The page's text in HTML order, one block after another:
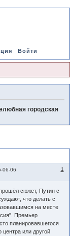
Войти
городская
1
06-06
сюжет, Путин с
что делать с
на месте
Премьер
планировавшегося
центра или другой